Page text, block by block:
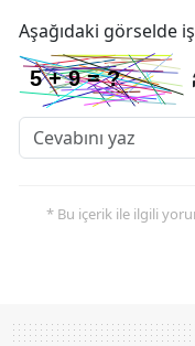
Aşağıdaki görselde
* Bu içerik ile ilgili